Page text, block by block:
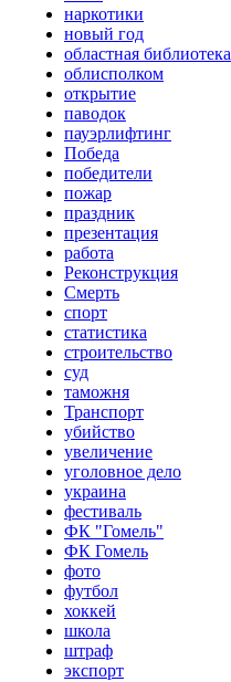
наркотики
новый год
областная библиотека
облисполком
открытие
паводок
пауэрлифтинг
Победа
победители
пожар
праздник
презентация
работа
Реконструкция
Смерть
спорт
статистика
строительство
суд
таможня
Транспорт
убийство
увеличение
уголовное дело
украина
фестиваль
ФК "Гомель"
ФК Гомель
фото
футбол
хоккей
школа
штраф
экспорт